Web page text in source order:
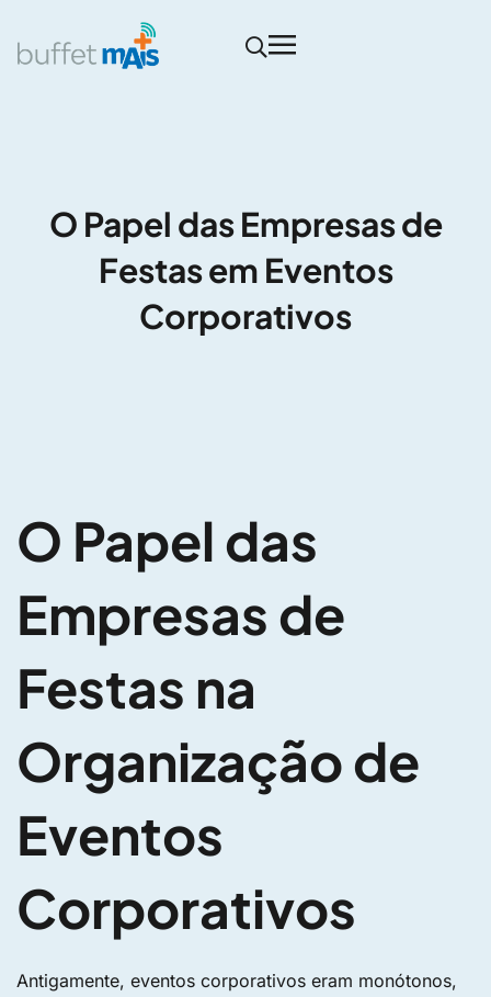
O Papel das Empresas de
Festas em Eventos
Corporativos
O Papel das
Empresas de
Festas na
Organização de
Eventos
Corporativos
Antigamente, eventos corporativos eram monótonos,